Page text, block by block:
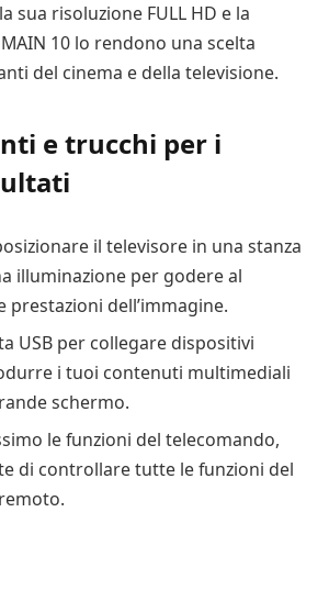
sua risoluzione FULL HD e la
10 lo rendono una scelta
del cinema e della televisione.
e trucchi per i
il televisore in una stanza
illuminazione per godere al
prestazioni dell’immagine.
USB per collegare dispositivi
i tuoi contenuti multimediali
schermo.
le funzioni del telecomando,
di controllare tutte le funzioni del